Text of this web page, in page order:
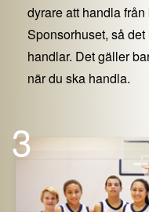
dyrare att handla
Sponsorhuset, så
handlar. Det gäller
när du ska handla.
3